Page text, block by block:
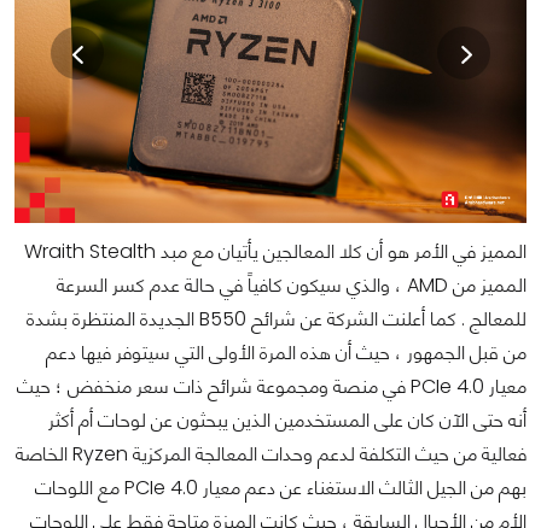
المميز في الأمر هو أن كلا المعالجين يأتيان مع مبد Wraith Stealth
المميز من AMD ، والذي سيكون كافياً في حالة عدم كسر السرعة
للمعالج . كما أعلنت الشركة عن شرائح B550 الجديدة المنتظرة بشدة
من قبل الجمهور ، حيث أن هذه المرة الأولى التي سيتوفر فيها دعم
معيار PCIe 4.0 في منصة ومجموعة شرائح ذات سعر منخفض ؛ حيث
أنه حتى الآن كان على المستخدمين الذين يبحثون عن لوحات أم أكثر
فعالية من حيث التكلفة لدعم وحدات المعالجة المركزية Ryzen الخاصة
بهم من الجيل الثالث الاستغناء عن دعم معيار PCIe 4.0 مع اللوحات
الأم من الأجيال السابقة ، حيث كانت الميزة متاحة فقط على اللوحات